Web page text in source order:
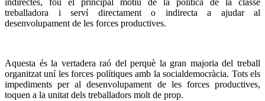
indirectes, fou el principal motiu de la política de la classe
treballadora i serví directament o indirecta a ajudar al
desenvolupament de les forces productives.
Aquesta és la vertadera raó del perquè la gran majoria del treball
organitzat uní les forces polítiques amb la socialdemocràcia. Tots els
impediments per al desenvolupament de les forces productives,
toquen a la unitat dels treballadors molt de prop.